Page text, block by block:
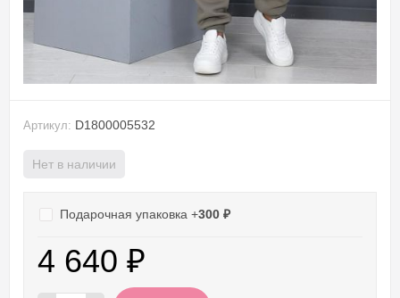
Артикул: D1800005532
Нет в наличии
Подарочная упаковка +300 ₽
4 640 ₽